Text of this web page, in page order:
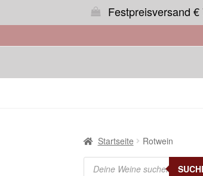
Festpreisversand
Startseite Rotwein
Products
search